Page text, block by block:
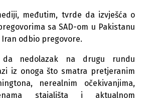
međutim, tvrde da izvješća o
sa SAD-om u Pakistanu
odbio pregovore.
da nedolazak na drugu rundu
iz onoga što smatra pretjeranim
nerealnim očekivanjima,
stajališta i aktualnom